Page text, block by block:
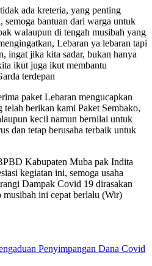
ada kreteria, yang penting
semoga bantuan dari warga untuk
walaupun di tengah musibah yang
Lebaran ya lebaran tapi
ingat jika kita sadar, bukan hanya
ikut juga ikut membantu
terdepan
paket Lebaran mengucapkan
berikan kami Paket Sembako,
kecil namun bernilai untuk
dan tetap berusaha terbaik untuk
Kabupaten Muba pak Indita
kegiatan ini, semoga usaha
Dampak Covid 19 dirasakan
musibah ini cepat berlalu (Wir)
Penyimpangan Dana Covid